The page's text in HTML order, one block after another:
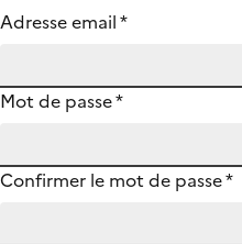
Adresse email*
Mot de passe*
Confirmer le mot de passe*